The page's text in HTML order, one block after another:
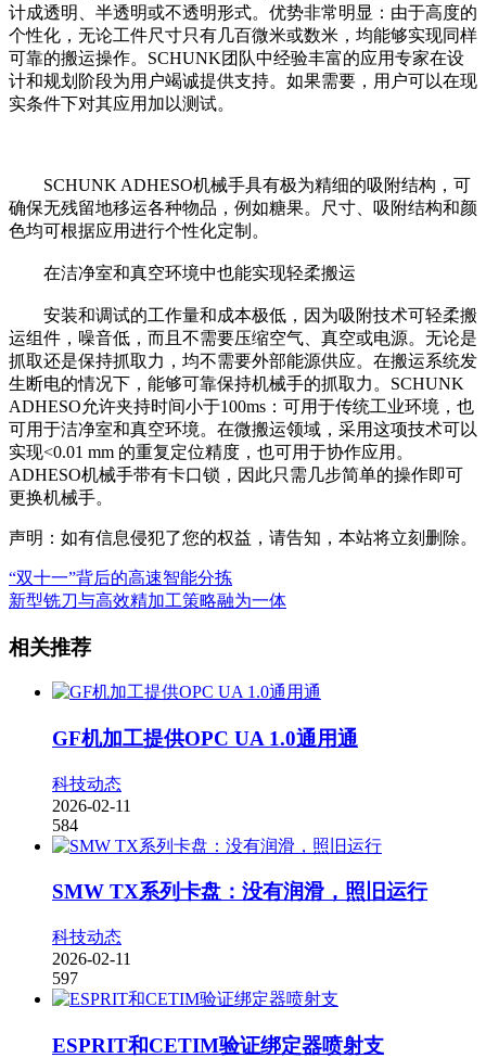
计成透明、半透明或不透明形式。优势非常明显：由于高度的
个性化，无论工件尺寸只有几百微米或数米，均能够实现同样
可靠的搬运操作。SCHUNK团队中经验丰富的应用专家在设
计和规划阶段为用户竭诚提供支持。如果需要，用户可以在现
实条件下对其应用加以测试。
SCHUNK ADHESO机械手具有极为精细的吸附结构，可
确保无残留地移运各种物品，例如糖果。尺寸、吸附结构和颜
色均可根据应用进行个性化定制。
在洁净室和真空环境中也能实现轻柔搬运
安装和调试的工作量和成本极低，因为吸附技术可轻柔搬
运组件，噪音低，而且不需要压缩空气、真空或电源。无论是
抓取还是保持抓取力，均不需要外部能源供应。在搬运系统发
生断电的情况下，能够可靠保持机械手的抓取力。SCHUNK
ADHESO允许夹持时间小于100ms：可用于传统工业环境，也
可用于洁净室和真空环境。在微搬运领域，采用这项技术可以
实现<0.01 mm 的重复定位精度，也可用于协作应用。
ADHESO机械手带有卡口锁，因此只需几步简单的操作即可
更换机械手。
声明：如有信息侵犯了您的权益，请告知，本站将立刻删除。
“双十一”背后的高速智能分拣
新型铣刀与高效精加工策略融为一体
相关推荐
GF机加工提供OPC UA 1.0通用通
科技动态
2026-02-11
584
SMW TX系列卡盘：没有润滑，照旧运行
科技动态
2026-02-11
597
ESPRIT和CETIM验证绑定器喷射支